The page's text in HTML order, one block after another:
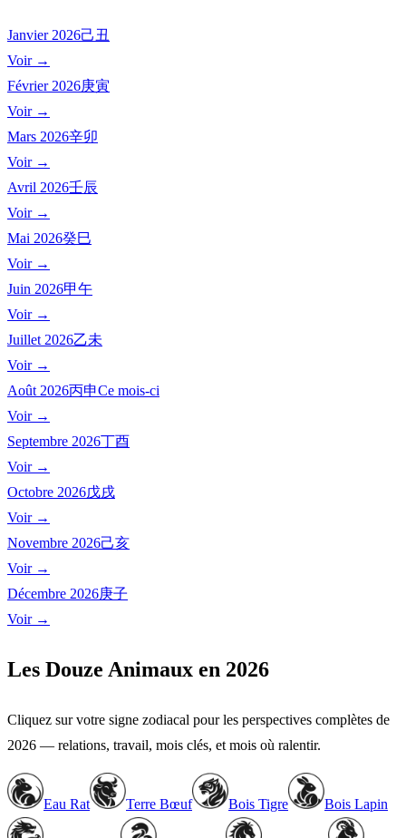
Janvier 2026己丑
Voir →
Février 2026庚寅
Voir →
Mars 2026辛卯
Voir →
Avril 2026壬辰
Voir →
Mai 2026癸巳
Voir →
Juin 2026甲午
Voir →
Juillet 2026乙未
Voir →
Août 2026丙申Ce mois-ci
Voir →
Septembre 2026丁酉
Voir →
Octobre 2026戊戌
Voir →
Novembre 2026己亥
Voir →
Décembre 2026庚子
Voir →
Les Douze Animaux en 2026
Cliquez sur votre signe zodiacal pour les perspectives complètes de
2026 — relations, travail, mois clés, et mois où ralentir.
Eau Rat Terre Bœuf Bois Tigre Bois Lapin